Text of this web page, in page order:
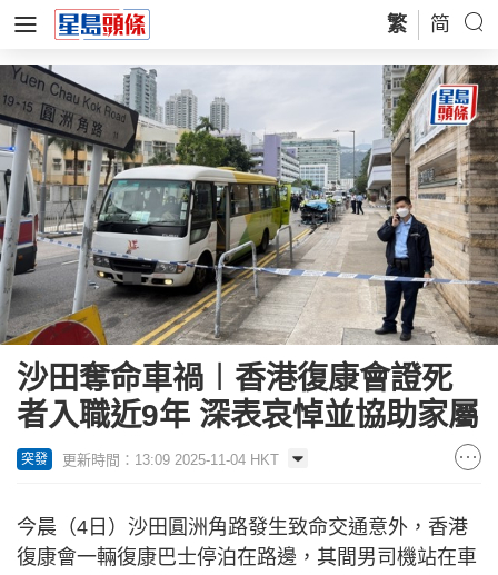
繁 简
沙田奪命車禍︱香港復康會證死
者入職近9年 深表哀悼並協助家屬
突發 更新時間：13:09 2025-11-04 HKT
今晨（4日）沙田圓洲角路發生致命交通意外，香港
復康會一輛復康巴士停泊在路邊，其間男司機站在車